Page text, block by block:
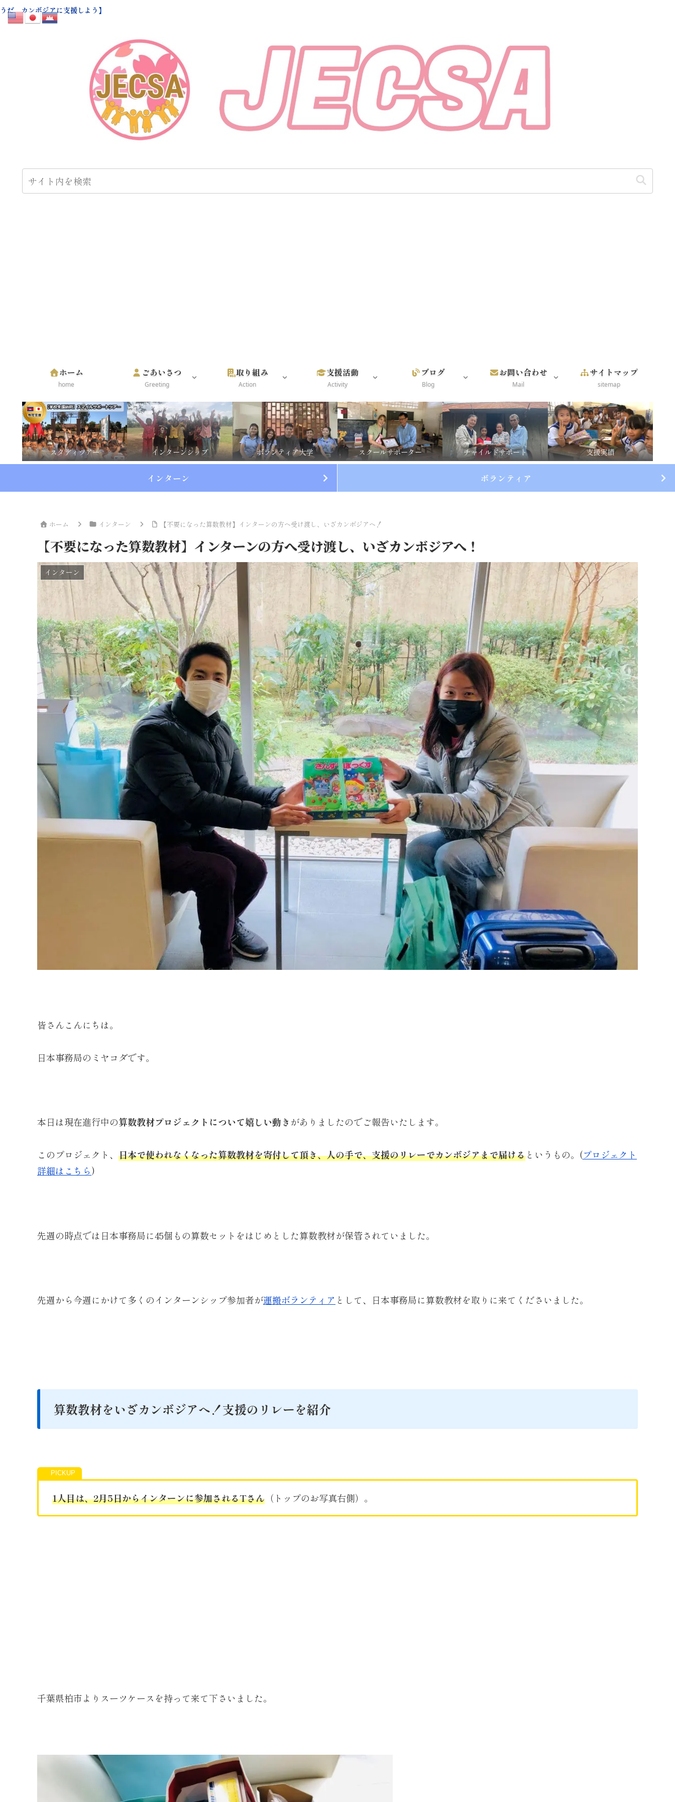
ホーム
home
ごあいさつ
Greeting
取り組み
Action
支援活動
Activity
ブログ
Blog
お問い合わせ
Mail
サイトマップ
sitemap
スタディツアー インターンシップ ボランティア大学 スクールサポーター チャイルドサポート 支援実績
インターン ボランティア
ホーム インターン 【不要になった算数教材】インターンの方へ受け渡し、いざカンボジアへ！
【不要になった算数教材】インターンの方へ受け渡し、いざカンボジアへ！
インターン
皆さんこんにちは。
日本事務局のミヤコダです。
本日は現在進行中の算数教材プロジェクトについて嬉しい動き がありましたのでご報告いたします。
このプロジェクト、 日本で使われなくなった算数教材を寄付して頂き、人の手で、支援のリレーでカンボジアまで届けるというもの。(プロジェクト
詳細はこちら)
先週の時点では日本事務局に45個もの算数セットをはじめとした算数教材が保管されていました。
先週から今週にかけて多くのインターンシップ参加者が運搬ボランティア として、日本事務局に算数教材を取りに来てくださいました。
算数教材をいざカンボジアへ！支援のリレーを紹介
1人目は、2月5日からインターンに参加されるTさん （トップのお写真右側）。
千葉県柏市よりスーツケースを持って来て下さいました。